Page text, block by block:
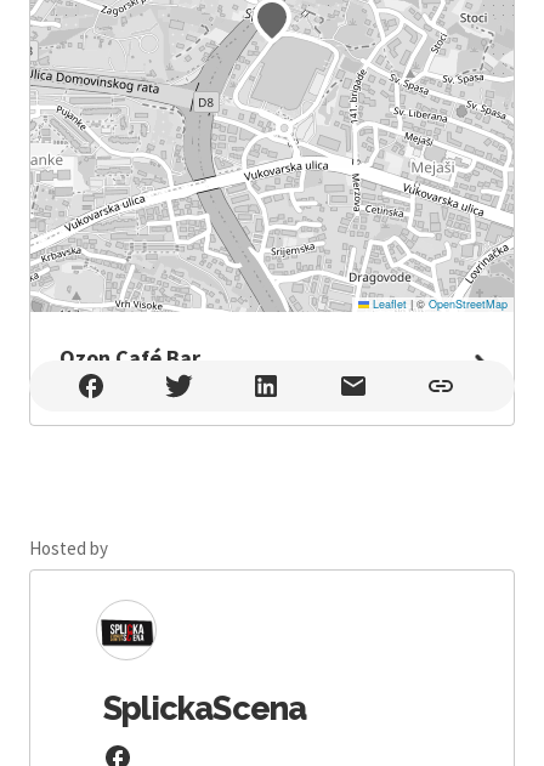
Leaflet |© OpenStreetMap
Ozon Café Bar
Ozon Café Bar , Split , Ulica Josipa Jovića 93, Split
Hosted by
SplickaScena